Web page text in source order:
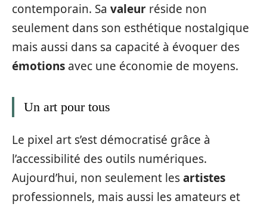
contemporain. Sa valeur réside non
seulement dans son esthétique nostalgique
mais aussi dans sa capacité à évoquer des
émotions avec une économie de moyens.
Un art pour tous
Le pixel art s’est démocratisé grâce à
l’accessibilité des outils numériques.
Aujourd’hui, non seulement lesartistes
professionnels, mais aussi les amateurs et